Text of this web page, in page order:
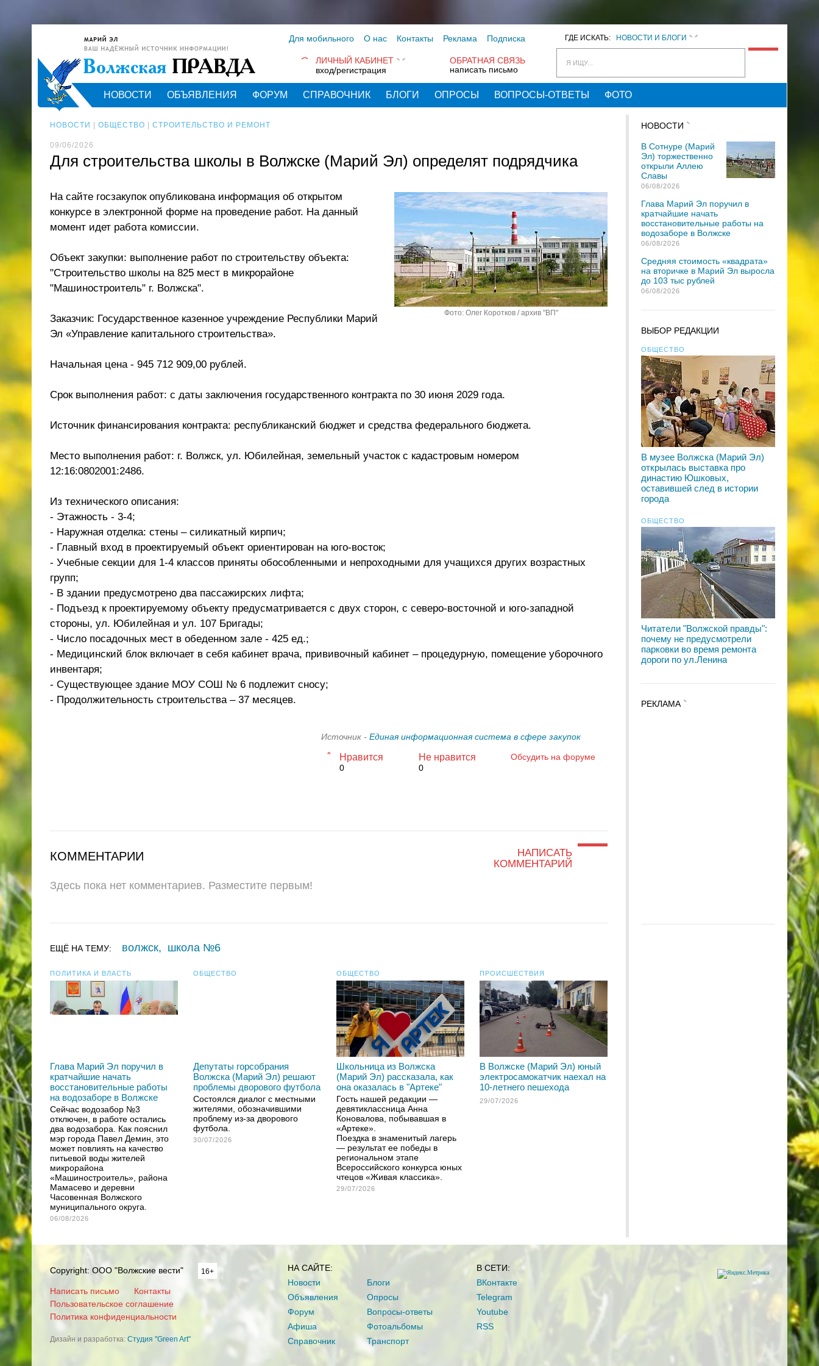
ГДЕ ИСКАТЬ: НОВОСТИ И БЛОГИ
Я ИЩУ...
Для мобильного О нас Контакты Реклама Подписка
ОБРАТНАЯ СВЯЗЬ
написать письмо
ЛИЧНЫЙ КАБИНЕТ
вход/регистрация
НОВОСТИ ОБЪЯВЛЕНИЯ ФОРУМ СПРАВОЧНИК БЛОГИ ОПРОСЫ ВОПРОСЫ-ОТВЕТЫ ФОТО
НОВОСТИ ОБЩЕСТВО СТРОИТЕЛЬСТВО И РЕМОНТ
09/06/2026
Для строительства школы в Волжске (Марий Эл) определят подрядчика
Фото: Олег Коротков / архив "ВП"
На сайте госзакупок опубликована информация об открытом
конкурсе в электронной форме на проведение работ. На данный
момент идет работа комиссии.
Объект закупки: выполнение работ по строительству объекта:
"Строительство школы на 825 мест в микрорайоне
"Машиностроитель" г. Волжска".
Заказчик: Государственное казенное учреждение Республики Марий
Эл «Управление капитального строительства».
Начальная цена - 945 712 909,00 рублей.
Срок выполнения работ: с даты заключения государственного контракта по 30 июня 2029 года.
Источник финансирования контракта: республиканский бюджет и средства федерального бюджета.
Место выполнения работ: г. Волжск, ул. Юбилейная, земельный участок с кадастровым номером
12:16:0802001:2486.
Из технического описания:
- Этажность - 3-4;
- Наружная отделка: стены – силикатный кирпич;
- Главный вход в проектируемый объект ориентирован на юго-восток;
- Учебные секции для 1-4 классов приняты обособленными и непроходными для учащихся других возрастных
групп;
- В здании предусмотрено два пассажирских лифта;
- Подъезд к проектируемому объекту предусматривается с двух сторон, с северо-восточной и юго-западной
стороны, ул. Юбилейная и ул. 107 Бригады;
- Число посадочных мест в обеденном зале - 425 ед.;
- Медицинский блок включает в себя кабинет врача, прививочный кабинет – процедурную, помещение уборочного
инвентаря;
- Существующее здание МОУ СОШ № 6 подлежит сносу;
- Продолжительность строительства – 37 месяцев.
Источник - Единая информационная система в сфере закупок
Нравится
0
Не нравится
0
Обсудить на форуме
НАПИСАТЬ
КОММЕНТАРИЙ
КОММЕНТАРИИ
Здесь пока нет комментариев. Разместите первым!
ЕЩЁ НА ТЕМУ: волжск, школа №6
ПОЛИТИКА И ВЛАСТЬ
Глава Марий Эл поручил в
кратчайшие начать
восстановительные работы
на водозаборе в Волжске
Сейчас водозабор №3
отключен, в работе остались
два водозабора. Как пояснил
мэр города Павел Демин, это
может повлиять на качество
питьевой воды жителей
микрорайона
«Машиностроитель», района
Мамасево и деревни
Часовенная Волжского
муниципального округа.
06/08/2026
ОБЩЕСТВО
Депутаты горсобрания
Волжска (Марий Эл) решают
проблемы дворового футбола
Состоялся диалог с местными
жителями, обозначившими
проблему из-за дворового
футбола.
30/07/2026
ОБЩЕСТВО
Школьница из Волжска
(Марий Эл) рассказала, как
она оказалась в "Артеке"
Гость нашей редакции —
девятиклассница Анна
Коновалова, побывавшая в
«Артеке».
Поездка в знаменитый лагерь
— результат ее победы в
региональном этапе
Всероссийского конкурса юных
чтецов «Живая классика».
29/07/2026
ПРОИСШЕСТВИЯ
В Волжске (Марий Эл) юный
электросамокатчик наехал на
10-летнего пешехода
29/07/2026
НОВОСТИ
В Сотнуре (Марий
Эл) торжественно
открыли Аллею
Славы
06/08/2026
Глава Марий Эл поручил в
кратчайшие начать
восстановительные работы на
водозаборе в Волжске
06/08/2026
Средняя стоимость «квадрата»
на вторичке в Марий Эл выросла
до 103 тыс рублей
06/08/2026
ВЫБОР РЕДАКЦИИ
ОБЩЕСТВО
В музее Волжска (Марий Эл)
открылась выставка про
династию Юшковых,
оставившей след в истории
города
ОБЩЕСТВО
Читатели "Волжской правды":
почему не предусмотрели
парковки во время ремонта
дороги по ул.Ленина
РЕКЛАМА
Copyright: ООО "Волжские вести" 16+
Написать письмо
Контакты
Пользовательское соглашение
Политика конфиденциальности
Дизайн и разработка: Студия "Green Art"
НА САЙТЕ:
Новости
Объявления
Форум
Афиша
Справочник
Блоги
Опросы
Вопросы-ответы
Фотоальбомы
Транспорт
В СЕТИ:
ВКонтакте
Telegram
Youtube
RSS